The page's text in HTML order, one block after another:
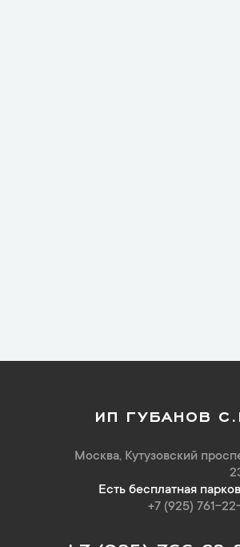
ИП ГУБАНОВ
Москва, Кутузовский
Есть бесплатная
+7 (925) 761-